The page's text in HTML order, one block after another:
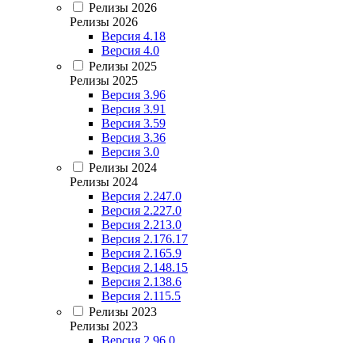
Релизы 2026
Релизы 2026
Версия 4.18
Версия 4.0
Релизы 2025
Релизы 2025
Версия 3.96
Версия 3.91
Версия 3.59
Версия 3.36
Версия 3.0
Релизы 2024
Релизы 2024
Версия 2.247.0
Версия 2.227.0
Версия 2.213.0
Версия 2.176.17
Версия 2.165.9
Версия 2.148.15
Версия 2.138.6
Версия 2.115.5
Релизы 2023
Релизы 2023